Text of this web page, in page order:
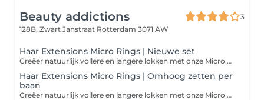
Beauty addictions
3
128B, Zwart Janstraat Rotterdam 3071 AW
Haar Extensions Micro Rings | Nieuwe set
Creëer natuurlijk vollere en langere lokken met onze Micro Rings extensions. Deze methode is volledig lijm- en hittevrij, waardoor je eigen haar minimaal belast wordt. De extensions worden bevestigd met kleine, onopvallende ringetjes voor een naadloze en langdurige look. Kom met schoon, gewassen haar naar je afspraak of kies voor een professionele wasbehandeling in de salon voor €35.
Haar Extensions Micro Rings | Omhoog zetten per
baan
Creëer natuurlijk vollere en langere lokken met onze Micro Rings extensions. Deze methode is volledig lijm- en hittevrij, waardoor je eigen haar minimaal belast wordt. De extensions worden bevestigd met kleine, onopvallende ringetjes voor een naadloze en langdurige look. Kom met schoon, gewassen haar naar je afspraak of kies voor een professionele wasbehandeling in de salon voor €35.